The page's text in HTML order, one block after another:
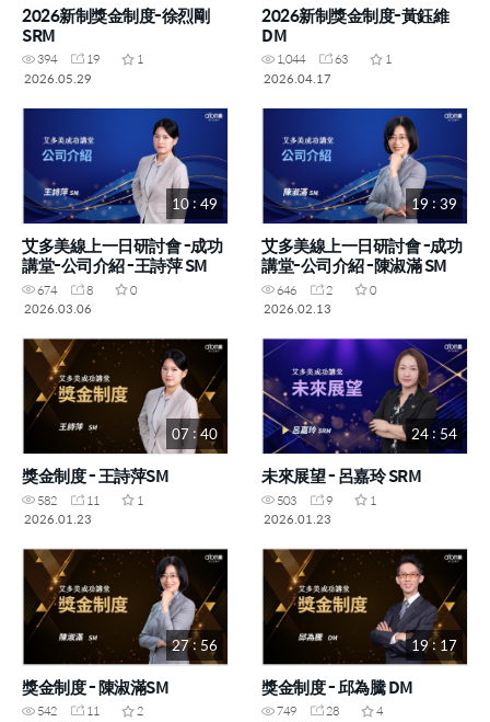
2026新制獎金制度-徐烈剛
SRM
394 19
1
2026.05.29
2026新制獎金制度-黃鈺維
DM
1,044 63
1
2026.04.17
10 : 49
艾多美線上一日研討會 -成功
講堂-公司介紹 -王詩萍 SM
674 8
0
2026.03.06
19 : 39
艾多美線上一日研討會 -成功
講堂-公司介紹 -陳淑滿 SM
646 2
0
2026.02.13
07 : 40
獎金制度 - 王詩萍SM
582 11
1
2026.01.23
24 : 54
未來展望 - 呂嘉玲 SRM
503 9
1
2026.01.23
27 : 56
獎金制度 - 陳淑滿SM
542 11
2
19 : 17
獎金制度 - 邱為騰 DM
749 28
4